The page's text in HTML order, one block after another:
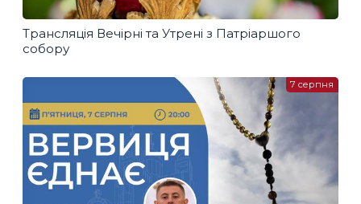
Трансляція Вечірні та Утрені з Патріаршого
собору
7 серпня